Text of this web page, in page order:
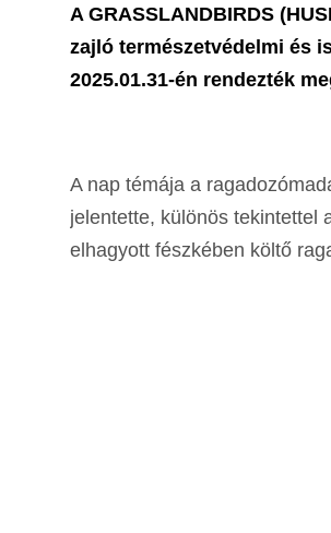
A GRASSLANDBIRDS
zajló természetvédelmi és
2025.01.31-én rendezték
A nap témája a
jelentette, különös tekintettel
elhagyott fészkében költő